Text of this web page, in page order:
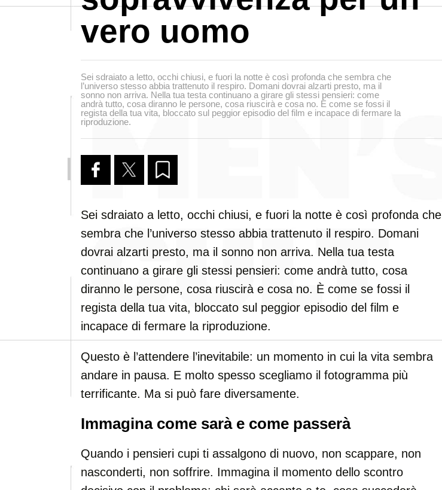
vero uomo
Sei sdraiato a letto, occhi chiusi, e fuori la notte è così profonda che sembra che
l’universo stesso abbia trattenuto il respiro. Domani dovrai alzarti presto, ma il
sonno non arriva. Nella tua testa continuano a girare gli stessi pensieri: come
andrà tutto, cosa diranno le persone, cosa riuscirà e cosa no. È come se fossi il
regista della tua vita, bloccato sul peggior episodio del film e incapace di fermare la
riproduzione.
Sei sdraiato a letto, occhi chiusi, e fuori la notte è così profonda che
sembra che l’universo stesso abbia trattenuto il respiro. Domani
dovrai alzarti presto, ma il sonno non arriva. Nella tua testa
continuano a girare gli stessi pensieri: come andrà tutto, cosa
diranno le persone, cosa riuscirà e cosa no. È come se fossi il
regista della tua vita, bloccato sul peggior episodio del film e
incapace di fermare la riproduzione.
Questo è l’attendere l’inevitabile: un momento in cui la vita sembra
andare in pausa. E molto spesso scegliamo il fotogramma più
terrificante. Ma si può fare diversamente.
Immagina come sarà e come passerà
Quando i pensieri cupi ti assalgono di nuovo, non scappare, non
nasconderti, non soffrire. Immagina il momento dello scontro